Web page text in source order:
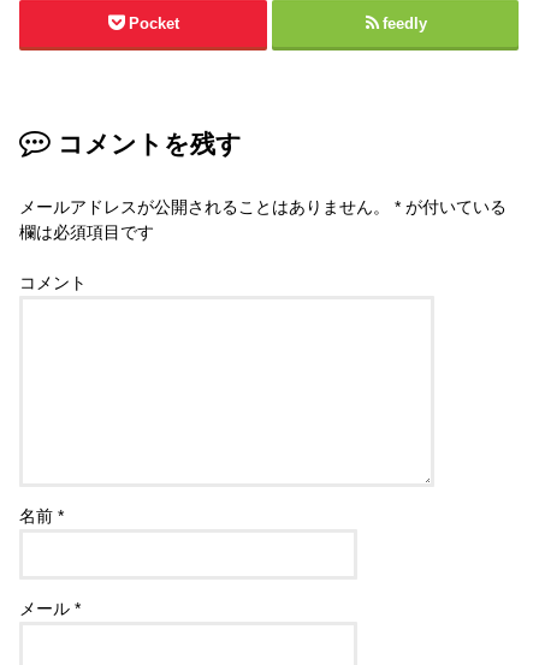
Pocket feedly
コメントを残す
メールアドレスが公開されることはありません。 * が付いている
欄は必須項目です
コメント
名前*
メール*